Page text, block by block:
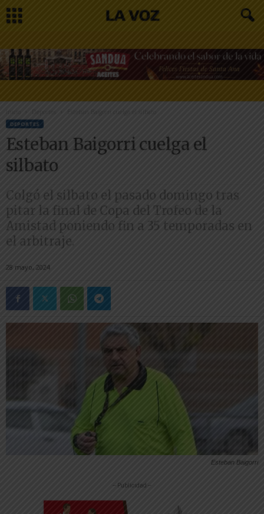
Inicio Esteban Baigorri cuelga el silbato
DEPORTES
Esteban Baigorri cuelga el
silbato
Colgó el silbato el pasado domingo tras
pitar la final de Copa del Trofeo de la
Amistad poniendo fin a 35 temporadas en
el arbitraje.
28 mayo, 2024
Esteban Baigorri
-- Publicidad --